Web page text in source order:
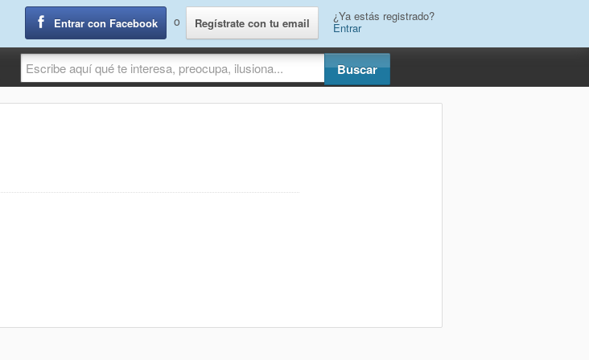
Entrar con Facebook o Regístrate con tu email ¿Ya estás registrado?
Entrar